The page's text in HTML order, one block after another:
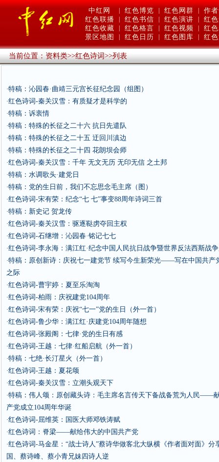
中红网 红色博览 红色网群
作
红色联播
红色书信 红色演讲
红
红色收藏
红色格言 红色视频
红
景区地图
红色日历 红色图库 红
当前位置：资料类>>红色诗词>>列表
·特稿：沁园春·曲靖三元宫长征纪念园（组图）
·红色诗词-秦关汉雪：有质疑才是科学的
·特稿：诉衷情
·特稿：特殊的长征之二十六 抗日先遣队
·特稿：特殊的长征之二十五 迂回川滇边
·特稿：特殊的长征之二十四 花朗坝会师
·红色诗词-秦关汉雪：千年 无文无历 无印无信 之土邦
·特稿：水调歌头·建党日
·特稿：党的生日前，我们不忘思念毛主席（图）
·红色诗词-宋有荣：纪念“七 七”事变88周年诗词三首
·特稿：新史记 贺龙传
·红色诗词-秦关汉雪：驱逐鞑虏夺回主权
·红色诗词-石继增：沁园春·铭记七七
·红色诗词-李永海：满江红·纪念中国人民抗日战争暨世界反法西斯战
·特稿：原创新诗：庆祝七一建党节 续写今生新荣光——写在中国共产
之际
·红色诗词-曹宇婷：夏至乐淘淘
·红色诗词-柏雨：庆祝建党104周年
·红色诗词-宋有荣：庆祝“七一”党的生日（外一首）
·红色诗词-鲁少华：满江红·庆建党104周年随想
·红色诗词-张殿阁：七律·党的生日有感
·红色诗词-王越：七律·红船启航（外一首）
·特稿：七绝·长汀星火（外一首）
·红色诗词-王越：夏花颂
·红色诗词-秦关汉雪：立潮头观天下
·特稿：伟人颂：原创藏头诗：毛主席名言传天下备战备荒为人民——
产党成立104周年华诞
·红色诗词-屈维英：国医大师邓铁涛赋
·红色诗词：脊梁——献给伟大的中国共产党
·红色诗词-马金星：“战士诗人”蔡诗华做客北大纵横《作者面对面》分
国、蔡诗峰、蔡小青兄妹四诗人逆